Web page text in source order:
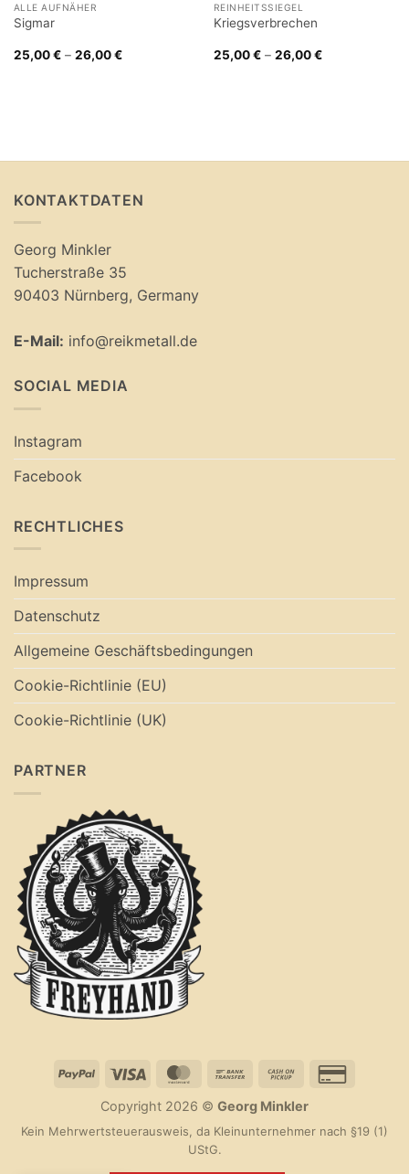
ALLE AUFNÄHER
Sigmar
25,00€– 26,00€
REINHEITSSIEGEL
Kriegsverbrechen
25,00€– 26,00€
KONTAKTDATEN
Georg Minkler
Tucherstraße 35
90403 Nürnberg, Germany
E-Mail: info@reikmetall.de
SOCIAL MEDIA
Instagram
Facebook
RECHTLICHES
Impressum
Datenschutz
Allgemeine Geschäftsbedingungen
Cookie-Richtlinie (EU)
Cookie-Richtlinie (UK)
PARTNER
PayPal Visa MasterCard
Bank
Cash
Pickup
Copyright 2026 © Georg Minkler
Kein Mehrwertsteuerausweis, da Kleinunternehmer nach §19 (1)
UStG.